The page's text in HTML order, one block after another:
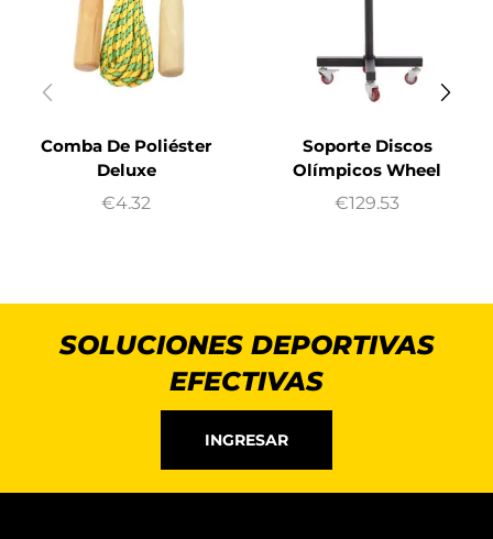
Comba De Poliéster
Deluxe
€4.32
Soporte Discos
Olímpicos Wheel
€129.53
SOLUCIONES DEPORTIVAS
EFECTIVAS
INGRESAR